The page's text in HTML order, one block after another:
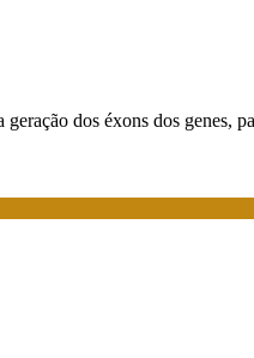
dos éxons dos genes,